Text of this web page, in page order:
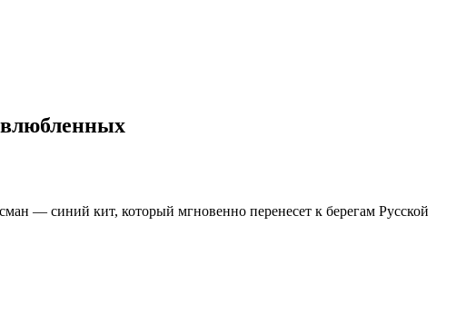
— синий кит, который мгновенно перенесет к берегам Русской